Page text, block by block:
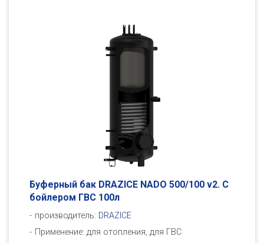
Буферный бак DRAZICE NADO 500/100 v2. С
бойлером ГВС 100л
производитель: DRAZICE
Применение: для отопления, для ГВС